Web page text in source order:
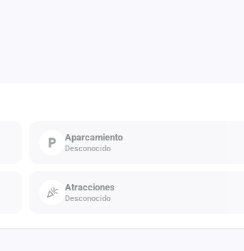
Aparcamiento
Desconocido
Atracciones
Desconocido